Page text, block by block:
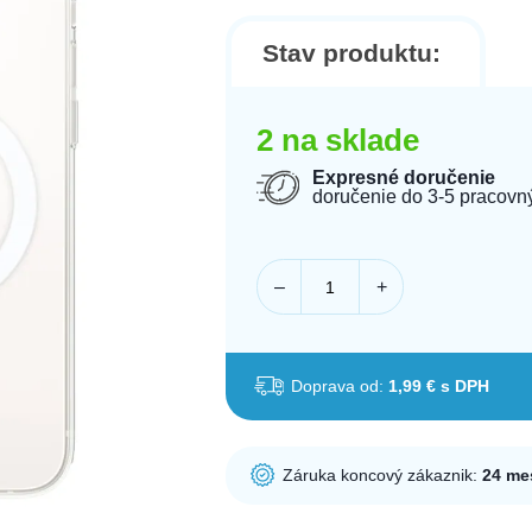
Stav produktu:
2 na sklade
Expresné doručenie
doručenie do 3-5
– +
Doprava od: 1,99 € s DPH
Záruka koncový zákaznik:24